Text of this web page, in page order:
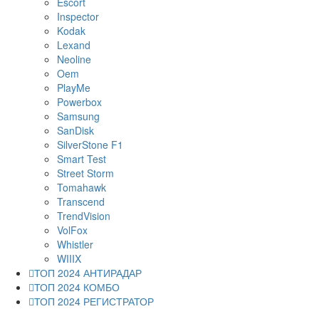
Inspector
Kodak
Lexand
Neoline
Oem
PlayMe
Powerbox
Samsung
SanDisk
SilverStone F1
Smart Test
Street Storm
Tomahawk
Transcend
TrendVision
VolFox
Whistler
WIIIX
ТОП 2024 АНТИРАДАР
ТОП 2024 КОМБО
ТОП 2024 РЕГИСТРАТОР